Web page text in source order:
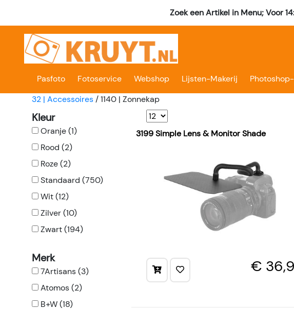
Zoek een Artikel in Menu; Voor
Pasfoto Fotoservice Webshop Lijsten-Makerij
32 | Accessoires /1140 | Zonnekap
Kleur
Oranje (1)
Rood (2)
Roze (2)
Standaard (750)
Wit (12)
Zilver (10)
Zwart (194)
Merk
7Artisans (3)
Atomos (2)
B+W (18)
3199 Simple Lens & Monitor Shade
€